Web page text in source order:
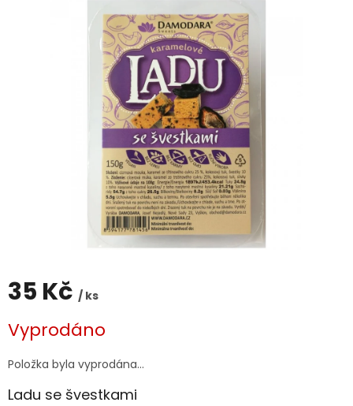
35 Kč / ks
cena:
Vyprodáno
Položka byla vyprodána…
Ladu se švestkami